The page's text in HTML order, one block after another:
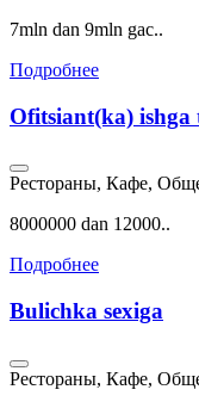
7mln dan 9mln gac..
Подробнее
Ofitsiant(ka)
Рестораны, Кафе,
8000000 dan 12000..
Подробнее
Bulichka sexiga
Рестораны, Кафе,